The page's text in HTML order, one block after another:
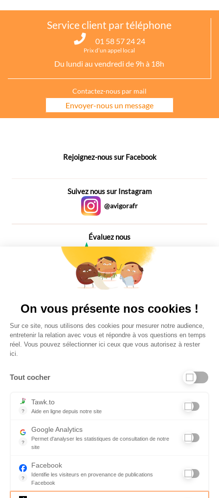
Service client par téléphone
01 58 57 24 24
Prix d’un appel local
Du lundi au vendredi de 9h à 18h
Contactez-nous par mail
Envoyer-nous un message
Rejoignez-nous sur Facebook
Suivez nous sur Instagram
@avigorafr
Évaluez nous
Plus de 650 Avis
FAQ - réponses à vos questions
Conditions Générales de Service
On vous présente nos cookies !
Sur ce site, nous utilisons des cookies pour mesurer notre audience,
entretenir la relation avec vous et répondre à vos questions en temps
réel. Vous pouvez sélectionner ici ceux que vous autorisez à rester
ici.
Tout cocher
?
Tawk.to
Aide en ligne depuis notre site
?
Google Analytics
Permet d'analyser les statistiques de consultation de notre
site
?
Facebook
Identifie les visiteurs en provenance de publications
Facebook
Parce que vous ne venez pas tous les jours sur notre site, ce